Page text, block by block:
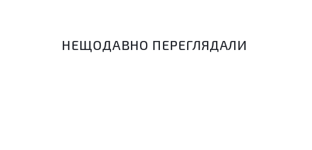
НЕЩОДАВНО ПЕРЕГЛЯДАЛИ